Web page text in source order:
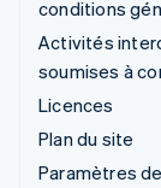
conditions
Activités
soumises à
Licences
Plan du site
Paramètres